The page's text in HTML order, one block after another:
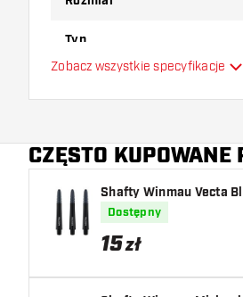
Typ
Główny kolor
Zobacz wszystkie specyfikacje
CZĘSTO KUPOWANE
Shafty Winmau Vecta
Dostępny
15zł